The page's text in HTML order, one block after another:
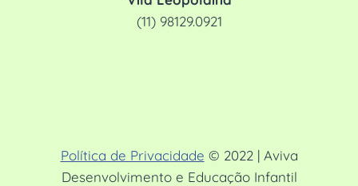
(11) 98129.0921
Política de Privacidade © 2022 | Aviva
Desenvolvimento e Educação Infantil